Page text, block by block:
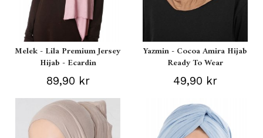
Melek - Lila Premium Jersey
Hijab - Ecardin
89,90 kr
Yazmin - Cocoa Amira Hijab
Ready To Wear
49,90 kr